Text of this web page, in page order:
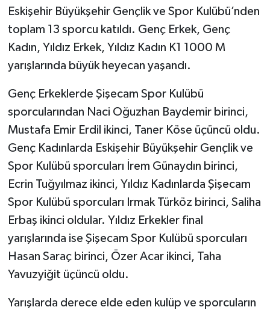
Eskişehir Büyükşehir Gençlik ve Spor Kulübü’nden
toplam 13 sporcu katıldı. Genç Erkek, Genç
Kadın, Yıldız Erkek, Yıldız Kadın K1 1000 M
yarışlarında büyük heyecan yaşandı.
Genç Erkeklerde Şişecam Spor Kulübü
sporcularından Naci Oğuzhan Baydemir birinci,
Mustafa Emir Erdil ikinci, Taner Köse üçüncü oldu.
Genç Kadınlarda Eskişehir Büyükşehir Gençlik ve
Spor Kulübü sporcuları İrem Günaydın birinci,
Ecrin Tuğyılmaz ikinci, Yıldız Kadınlarda Şişecam
Spor Kulübü sporcuları Irmak Türköz birinci, Saliha
Erbaş ikinci oldular. Yıldız Erkekler final
yarışlarında ise Şişecam Spor Kulübü sporcuları
Hasan Saraç birinci, Özer Acar ikinci, Taha
Yavuzyiğit üçüncü oldu.
Yarışlarda derece elde eden kulüp ve sporcuların